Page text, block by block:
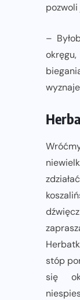
–
stóp
się